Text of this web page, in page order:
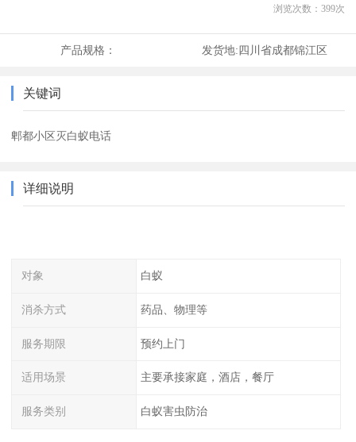
浏览次数： 399次
产品规格： 发货地:四川省成都锦江区
关键词
郫都小区灭白蚁电话
详细说明
对象 白蚁
消杀方式 药品、物理等
服务期限 预约上门
适用场景 主要承接家庭，酒店，餐厅
服务类别 白蚁害虫防治